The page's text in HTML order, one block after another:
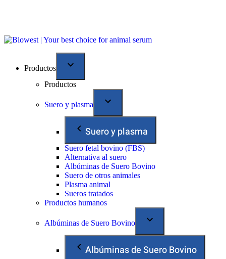
Productos
Productos
Suero y plasma
Suero y plasma
Suero fetal bovino (FBS)
Alternativa al suero
Albúminas de Suero Bovino
Suero de otros animales
Plasma animal
Sueros tratados
Productos humanos
Albúminas de Suero Bovino
Albúminas de Suero Bovino